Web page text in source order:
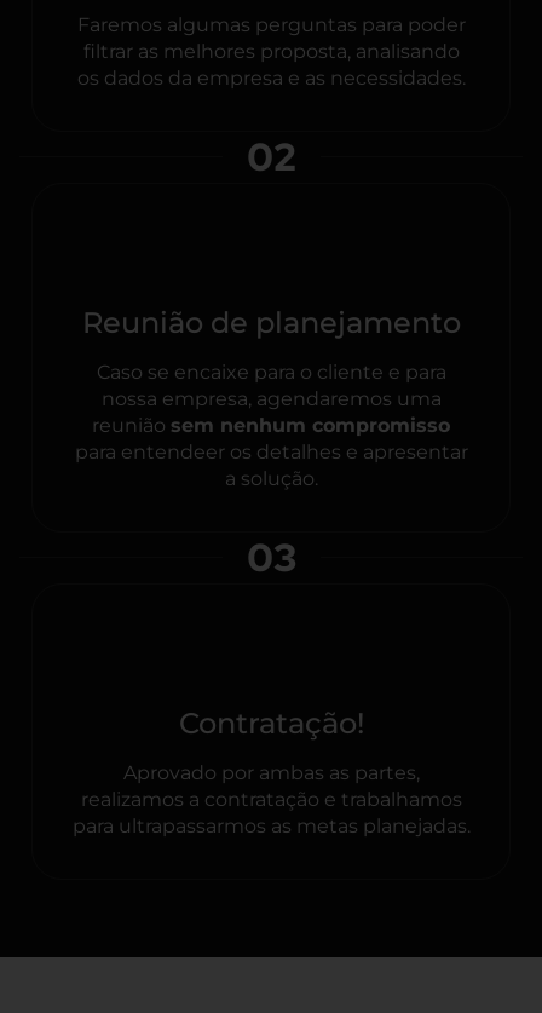
Faremos algumas perguntas para poder
filtrar as melhores proposta, analisando
os dados da empresa e as necessidades.
02
Reunião de planejamento
Caso se encaixe para o cliente e para
nossa empresa, agendaremos uma
reunião sem nenhum compromisso
para entendeer os detalhes e apresentar
a solução.
03
Contratação!
Aprovado por ambas as partes,
realizamos a contratação e trabalhamos
para ultrapassarmos as metas planejadas.